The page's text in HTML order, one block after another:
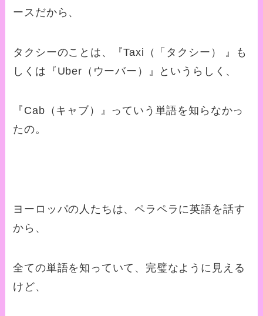
ースだから、
タクシーのことは、『Taxi（「タクシー） 』も
しくは『Uber（ウーバー）』というらしく、
『 Cab （キャブ）』っていう単語を知らなかっ
たの。
ヨーロッパの人たちは、ペラペラに英語を話す
から、
全ての単語を知っていて、完璧なように見える
けど、